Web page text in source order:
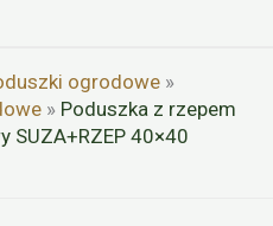
ogrodowe »
» Poduszka z rzepem
SUZA+RZEP 40×40